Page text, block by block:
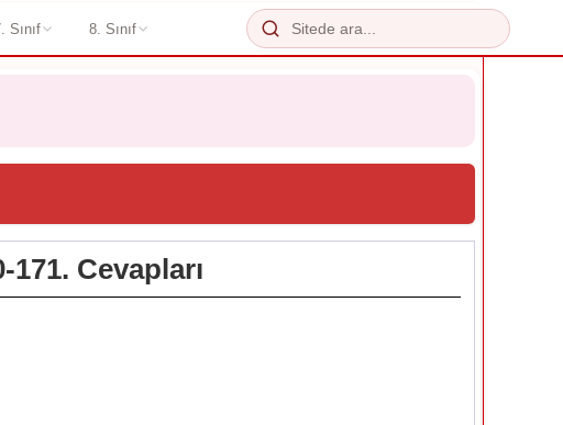
Sınıf 8. Sınıf
171. Cevapları